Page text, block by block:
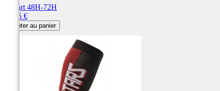
Départ 48H-72H
29,95 €
Ajouter au panier